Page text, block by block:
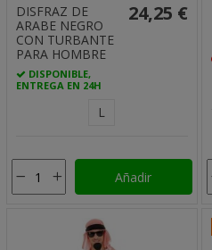
DISFRAZ DE
ARABE NEGRO
CON TURBANTE
PARA HOMBRE
DISPONIBLE,
ENTREGA EN 24H
24,25 €
L
Añadir